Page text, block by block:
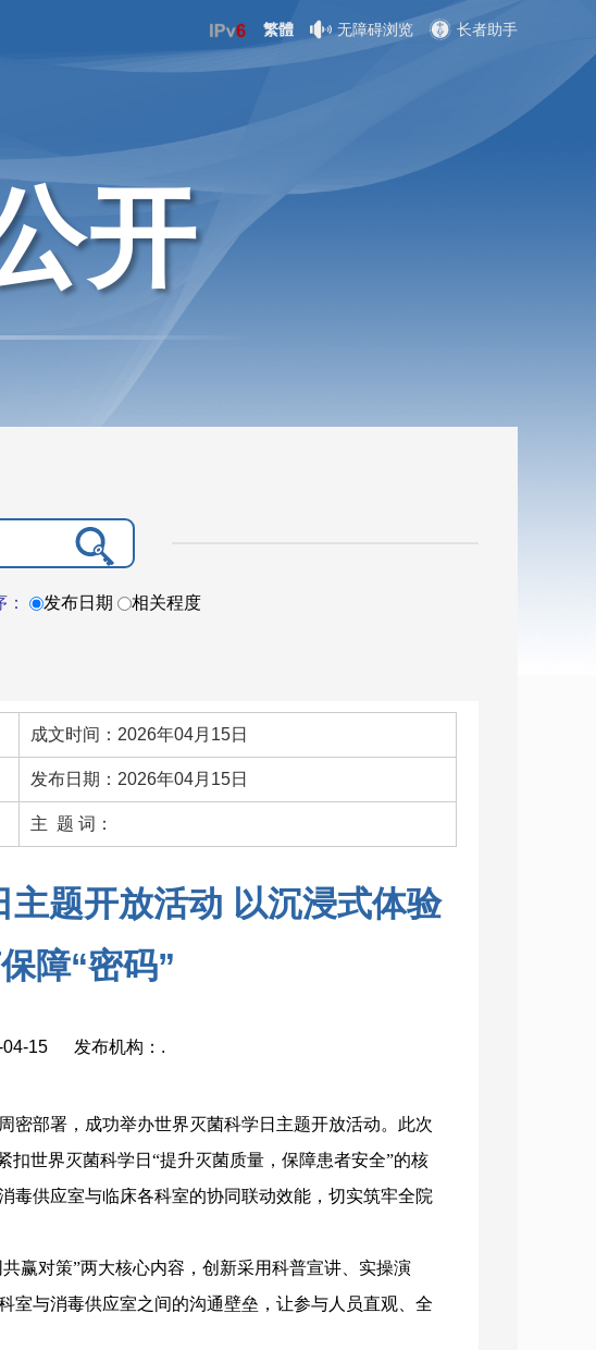
繁體 无障碍浏览 长者助手
开
发布日期 相关程度
成文时间：2026年04月15日
发布日期：2026年04月15日
主 题 词：
题开放活动 以沉浸式体验
障“密码”
04-15 发布机构：.
密部署，成功举办世界灭菌科学日主题开放活动。此次
世界灭菌科学日“提升灭菌质量，保障患者安全”的核
毒供应室与临床各科室的协同联动效能，切实筑牢全院
赢对策”两大核心内容，创新采用科普宣讲、实操演
室与消毒供应室之间的沟通壁垒，让参与人员直观、全